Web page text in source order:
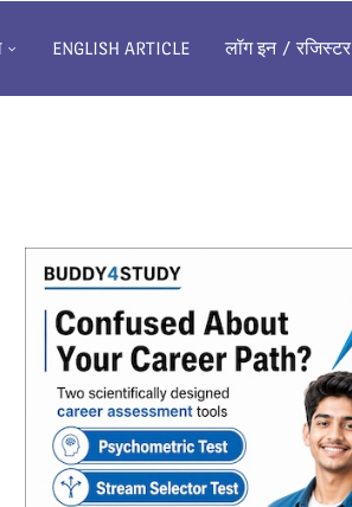
ENGLISH ARTICLE लॉग इन / रजिस्टर